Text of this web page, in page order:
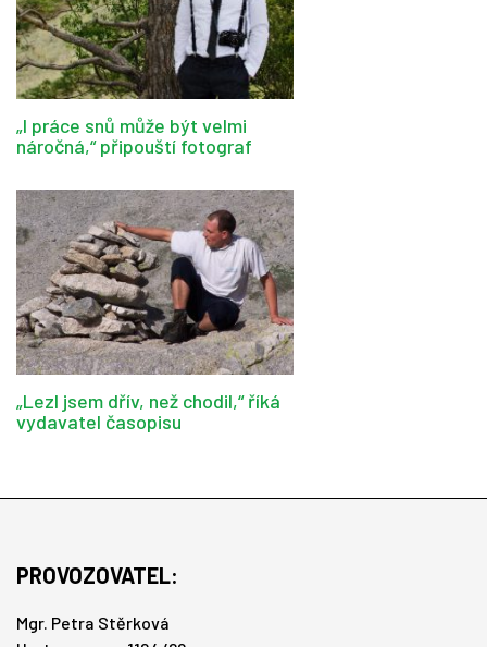
„I práce snů může být velmi
náročná,“ připouští fotograf
„Lezl jsem dřív, než chodil,“ říká
vydavatel časopisu
PROVOZOVATEL:
Mgr. Petra Stěrková